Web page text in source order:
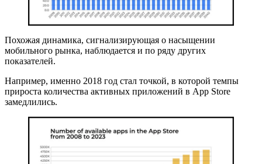
Похожая динамика, сигнализирующая о насыщении
мобильного рынка, наблюдается и по ряду других
показателей.
Например, именно 2018 год стал точкой, в которой темпы
прироста количества активных приложений в App Store
замедлились.